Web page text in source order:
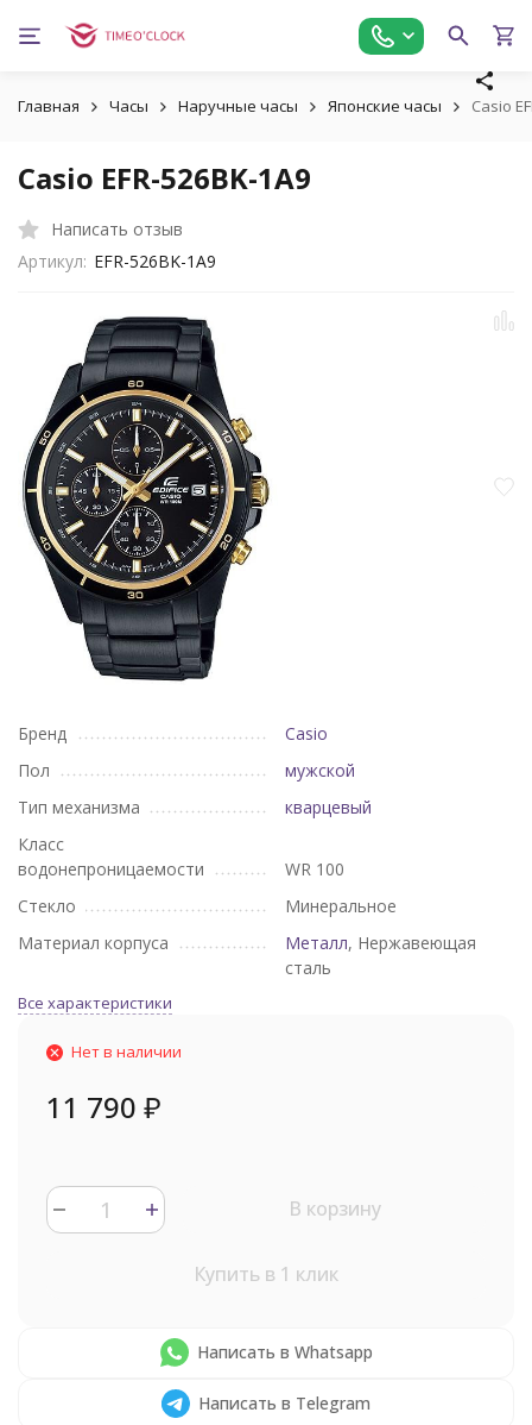
Главная Часы Наручные часы Японские часы Casio
Casio EFR-526BK-1A9
Написать отзыв
Артикул: EFR-526BK-1A9
Бренд
Casio
Пол
мужской
Тип механизма
кварцевый
Класс
водонепроницаемости
WR 100
Стекло
Минеральное
Материал корпуса
Металл, Нержавеющая
сталь
Все характеристики
Нет в наличии
11 790 ₽
В корзину
Купить в 1 клик
Написать в Whatsapp
Написать в Telegram